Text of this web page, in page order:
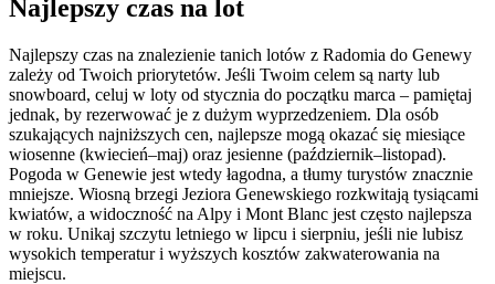
Najlepszy czas na lot
Najlepszy czas na znalezienie tanich lotów z Radomia do Genewy
zależy od Twoich priorytetów. Jeśli Twoim celem są narty lub
snowboard, celuj w loty od stycznia do początku marca – pamiętaj
jednak, by rezerwować je z dużym wyprzedzeniem. Dla osób
szukających najniższych cen, najlepsze mogą okazać się miesiące
wiosenne (kwiecień–maj) oraz jesienne (październik–listopad).
Pogoda w Genewie jest wtedy łagodna, a tłumy turystów znacznie
mniejsze. Wiosną brzegi Jeziora Genewskiego rozkwitają tysiącami
kwiatów, a widoczność na Alpy i Mont Blanc jest często najlepsza
w roku. Unikaj szczytu letniego w lipcu i sierpniu, jeśli nie lubisz
wysokich temperatur i wyższych kosztów zakwaterowania na
miejscu.